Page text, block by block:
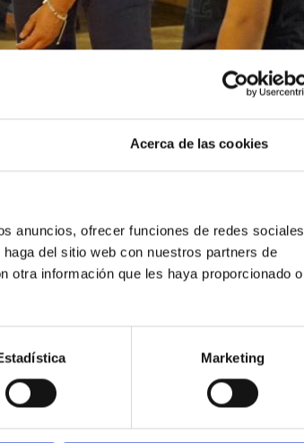
Acerca de las cookies
anuncios, ofrecer funciones de redes sociales
del sitio web con nuestros partners de
otra información que les haya proporcionado o
Marketing